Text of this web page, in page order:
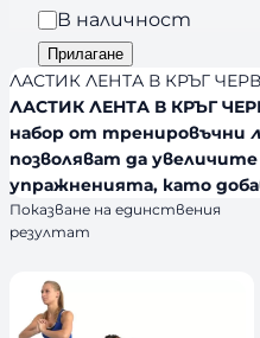
и
я
n
d
s
Н
а
л
и
ч
н
о
с
В наличност
Прилагане
ЛАСТИК ЛЕНТА В КРЪГ
ЛАСТИК ЛЕНТА В КРЪГ
набор от тренировъчни
позволяват да
упражненията, като
Показване на единствения
резултат